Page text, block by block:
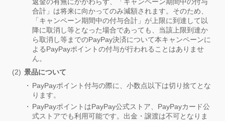
返金の有無にかかわらず、「キャンペーン期間中の付与
合計」は将来に向かってのみ減額されます。そのため、
「キャンペーン期間中の付与合計」が上限に到達して以
降に取消し等となった場合であっても、当該上限到達か
ら取消し等までのPayPay決済について本キャンペーンに
よるPayPayポイントの付与が行われることはありませ
ん。
景品について
PayPayポイント付与の際に、小数点以下は切り捨てとな
ります。
PayPayポイントはPayPay公式ストア、PayPayカード公
式ストアでも利用可能です。出金・譲渡は不可となりま